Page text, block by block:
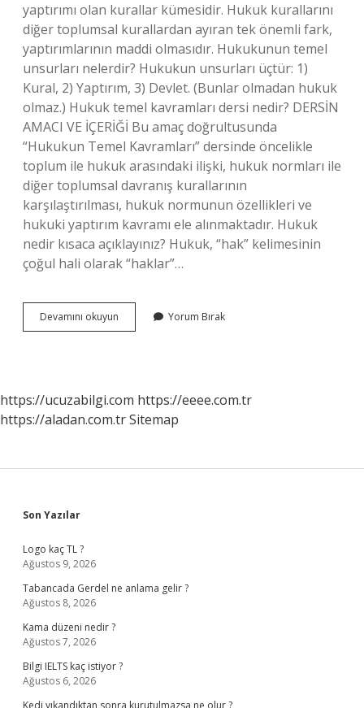
yaptırımı olan kurallar kümesidir. Hukuk kurallarını
diğer toplumsal kurallardan ayıran tek önemli fark,
yaptırımlarının maddi olmasıdır. Hukukunun temel
unsurları nelerdir? Hukukun unsurları üçtür: 1)
Kural, 2) Yaptırım, 3) Devlet. (Bunlar olmadan hukuk
olmaz.) Hukuk temel kavramları dersi nedir? DERSİN
AMACI VE İÇERİĞİ Bu amaç doğrultusunda
“Hukukun Temel Kavramları” dersinde öncelikle
toplum ile hukuk arasındaki ilişki, hukuk normları ile
diğer toplumsal davranış kurallarının
karşılaştırılması, hukuk normunun özellikleri ve
hukuki yaptırım kavramı ele alınmaktadır. Hukuk
nedir kısaca açıklayınız? Hukuk, “hak” kelimesinin
çoğul hali olarak “haklar”…
Devamını okuyun
Temeli
Yorum Bırak
https://ucuzabilgi.com https://eeee.com.tr
https://aladan.com.trSitemap
Sidebar
Son Yazılar
Logo kaç TL ?
Ağustos 9, 2026
Tabancada Gerdel ne anlama gelir ?
Ağustos 8, 2026
Kama düzeni nedir ?
Ağustos 7, 2026
Bilgi IELTS kaç istiyor ?
Ağustos 6, 2026
Kedi yıkandıktan sonra kurutulmazsa ne olur ?